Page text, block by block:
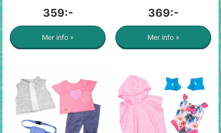
359:-
Mer info »
369:-
Mer info »